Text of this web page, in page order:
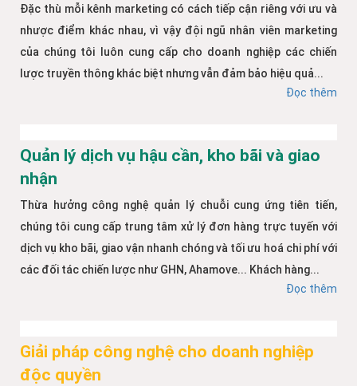
Đặc thù mỗi kênh marketing có cách tiếp cận riêng với ưu và
nhược điểm khác nhau, vì vậy đội ngũ nhân viên marketing
của chúng tôi luôn cung cấp cho doanh nghiệp các chiến
lược truyền thông khác biệt nhưng vẫn đảm bảo hiệu quả...
Đọc thêm
Quản lý dịch vụ hậu cần, kho bãi và giao
nhận
Thừa hưởng công nghệ quản lý chuỗi cung ứng tiên tiến,
chúng tôi cung cấp trung tâm xử lý đơn hàng trực tuyến với
dịch vụ kho bãi, giao vận nhanh chóng và tối ưu hoá chi phí với
các đối tác chiến lược như GHN, Ahamove... Khách hàng...
Đọc thêm
Giải pháp công nghệ cho doanh nghiệp
độc quyền